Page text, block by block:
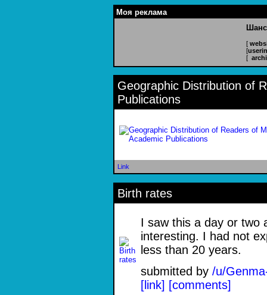
Моя реклама
[
[
[
Geographic Distribution of
Publications
Link
Birth rates
I saw this a day or two
interesting. I had not
less than 20 years.
submitted by /u/
[link] [comments]